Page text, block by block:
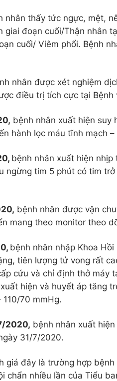
nhân thấy tức ngực, mệt,
giai đoạn cuối/Thận nhân
cuối/ Viêm phổi. Bệnh
nhân được xét nghiệm
điều trị tích cực tại Bệnh
bệnh nhân xuất hiện suy
hành lọc máu tĩnh mạch
bệnh nhân xuất hiện
ngừng tim 5 phút có tim
bệnh nhân được vận
mang theo monitor theo
bệnh nhân nhập Khoa
tiên lượng tử vong rất
cứu và chỉ định thở máy
hiện và huyết áp tăng
110/70 mmHg.
2020, bệnh nhân xuất
31/7/2020.
giá đây là trường hợp
chẩn nhiều lần của Tiểu